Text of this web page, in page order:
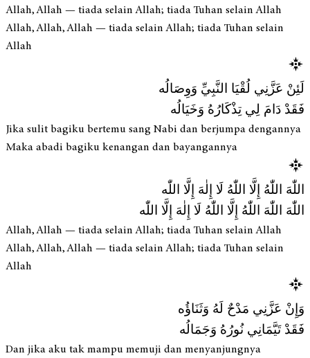
Allah, Allah — tiada selain Allah; tiada Tuhan selain Allah
Allah, Allah, Allah — tiada selain Allah; tiada Tuhan selain
Allah
لَئِنْ عَزَّنِي لُقْيَا النَّبِيِّ وَوِصَالُه
فَقَدْ دَامَ لِي تِذْكَارُهُ وَخَيَالُه
Jika sulit bagiku bertemu sang Nabi dan berjumpa dengannya
Maka abadi bagiku kenangan dan bayangannya
اللّٰهَ اللّٰهُ إِلَّا اللّٰهُ لَا إِلٰهَ إِلَّا اللّٰه
اللّٰهَ اللّٰهَ اللّٰهُ إِلَّا اللّٰهُ لَا إِلٰهَ إِلَّا اللّٰه
Allah, Allah — tiada selain Allah; tiada Tuhan selain Allah
Allah, Allah, Allah — tiada selain Allah; tiada Tuhan selain
Allah
وَإِنْ عَزَّنِي مَدْحٌ لَهُ وَثَنَاؤُه
فَقَدْ تَيَّمَانِي نُورُهُ وَجَمَالُه
Dan jika aku tak mampu memuji dan menyanjungnya